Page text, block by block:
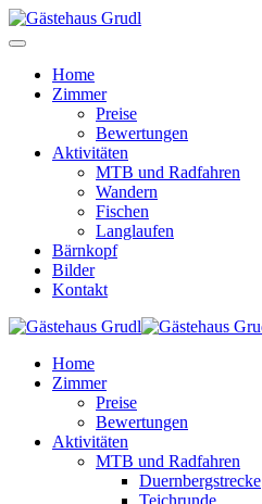
Home
Zimmer
Preise
Bewertungen
Aktivitäten
MTB und Radfahren
Wandern
Fischen
Langlaufen
Bärnkopf
Bilder
Kontakt
Home
Zimmer
Preise
Bewertungen
Aktivitäten
MTB und Radfahren
Duernbergstrecke
Teichrunde